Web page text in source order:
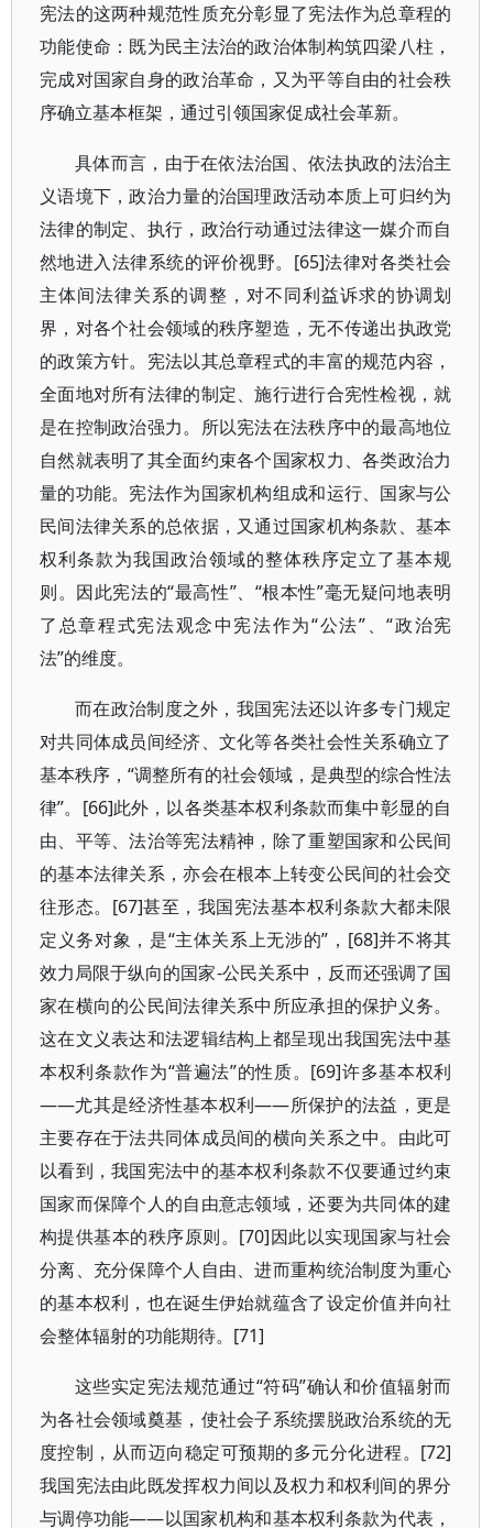
宪法的这两种规范性质充分彰显了宪法作为总章程的
功能使命：既为民主法治的政治体制构筑四梁八柱，
完成对国家自身的政治革命，又为平等自由的社会秩
序确立基本框架，通过引领国家促成社会革新。
具体而言，由于在依法治国、依法执政的法治主
义语境下，政治力量的治国理政活动本质上可归约为
法律的制定、执行，政治行动通过法律这一媒介而自
然地进入法律系统的评价视野。[65]法律对各类社会
主体间法律关系的调整，对不同利益诉求的协调划
界，对各个社会领域的秩序塑造，无不传递出执政党
的政策方针。宪法以其总章程式的丰富的规范内容，
全面地对所有法律的制定、施行进行合宪性检视，就
是在控制政治强力。所以宪法在法秩序中的最高地位
自然就表明了其全面约束各个国家权力、各类政治力
量的功能。宪法作为国家机构组成和运行、国家与公
民间法律关系的总依据，又通过国家机构条款、基本
权利条款为我国政治领域的整体秩序定立了基本规
则。因此宪法的“最高性”、“根本性”毫无疑问地表明
了总章程式宪法观念中宪法作为“公法”、“政治宪
法”的维度。
而在政治制度之外，我国宪法还以许多专门规定
对共同体成员间经济、文化等各类社会性关系确立了
基本秩序，“调整所有的社会领域，是典型的综合性法
律”。[66]此外，以各类基本权利条款而集中彰显的自
由、平等、法治等宪法精神，除了重塑国家和公民间
的基本法律关系，亦会在根本上转变公民间的社会交
往形态。[67]甚至，我国宪法基本权利条款大都未限
定义务对象，是“主体关系上无涉的”，[68]并不将其
效力局限于纵向的国家-公民关系中，反而还强调了国
家在横向的公民间法律关系中所应承担的保护义务。
这在文义表达和法逻辑结构上都呈现出我国宪法中基
本权利条款作为“普遍法”的性质。[69]许多基本权利
——尤其是经济性基本权利——所保护的法益，更是
主要存在于法共同体成员间的横向关系之中。由此可
以看到，我国宪法中的基本权利条款不仅要通过约束
国家而保障个人的自由意志领域，还要为共同体的建
构提供基本的秩序原则。[70]因此以实现国家与社会
分离、充分保障个人自由、进而重构统治制度为重心
的基本权利，也在诞生伊始就蕴含了设定价值并向社
会整体辐射的功能期待。[71]
这些实定宪法规范通过“符码”确认和价值辐射而
为各社会领域奠基，使社会子系统摆脱政治系统的无
度控制，从而迈向稳定可预期的多元分化进程。[72]
我国宪法由此既发挥权力间以及权力和权利间的界分
与调停功能——以国家机构和基本权利条款为代表，